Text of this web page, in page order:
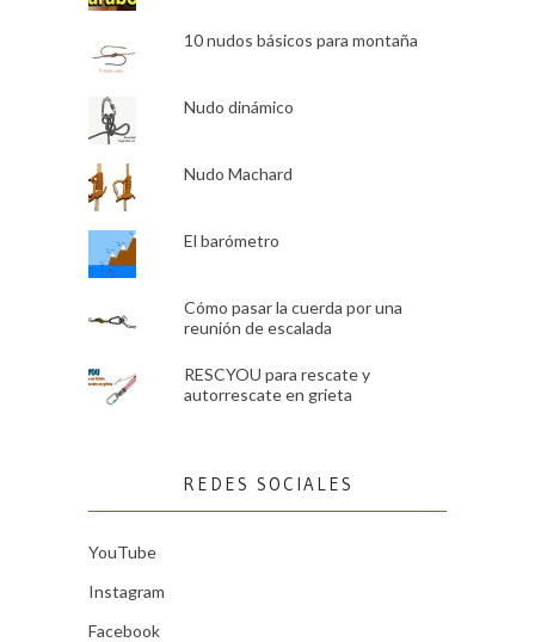
10 nudos básicos para montaña
Nudo dinámico
Nudo Machard
El barómetro
Cómo pasar la cuerda por una
reunión de escalada
RESCYOU para rescate y
autorrescate en grieta
REDES SOCIALES
YouTube
Instagram
Facebook